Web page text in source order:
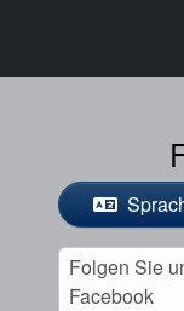
Folgen Sie
Facebook